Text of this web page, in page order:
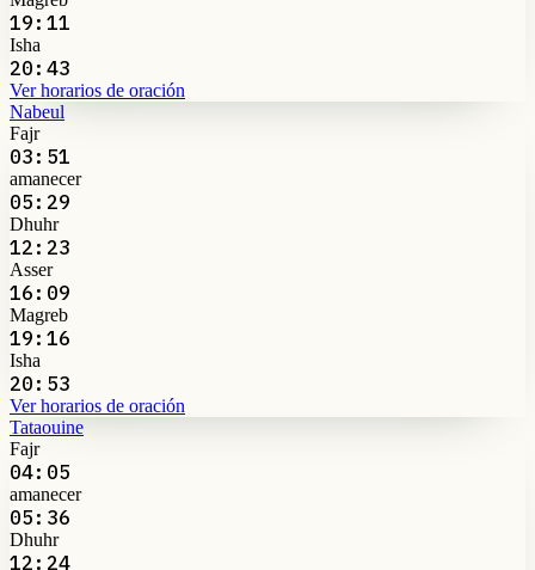
19:11
Isha
20:43
Ver horarios de oración
Nabeul
Fajr
03:51
amanecer
05:29
Dhuhr
12:23
Asser
16:09
Magreb
19:16
Isha
20:53
Ver horarios de oración
Tataouine
Fajr
04:05
amanecer
05:36
Dhuhr
12:24